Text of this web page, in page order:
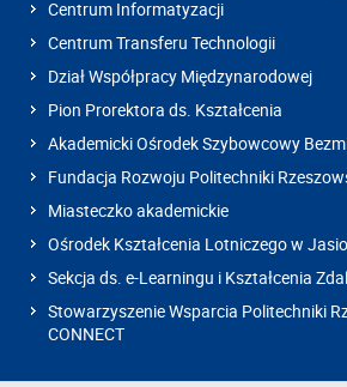
Centrum Informatyzacji
Centrum Transferu Technologii
Dział Współpracy Międzynarodowej
Pion Prorektora ds. Kształcenia
Akademicki Ośrodek Szybowcowy
Fundacja Rozwoju Politechniki
Miasteczko akademickie
Ośrodek Kształcenia Lotniczego w
Sekcja ds. e-Learningu i Kształcenia
Stowarzyszenie Wsparcia Politechniki
CONNECT